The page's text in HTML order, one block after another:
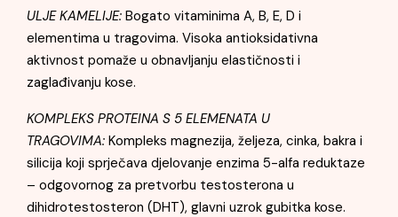
ULJE KAMELIJE: Bogato vitaminima A, B, E, D i
elementima u tragovima. Visoka antioksidativna
aktivnost pomaže u obnavljanju elastičnosti i
zaglađivanju kose.
KOMPLEKS PROTEINA S 5 ELEMENATA U
TRAGOVIMA: Kompleks magnezija, željeza, cinka, bakra i
silicija koji sprječava djelovanje enzima 5-alfa reduktaze
– odgovornog za pretvorbu testosterona u
dihidrotestosteron (DHT), glavni uzrok gubitka kose.